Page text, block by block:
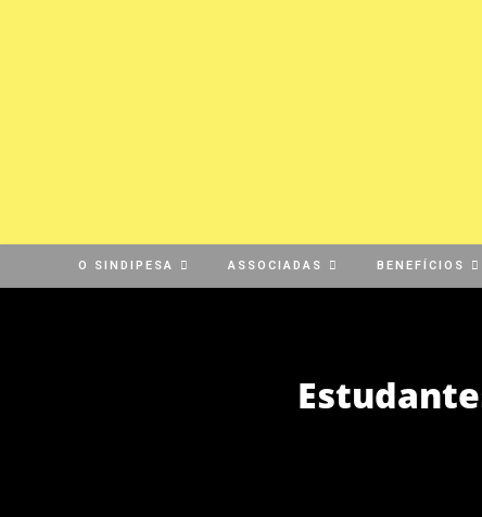
O SINDIPESA ASSOCIADAS BENEFÍCIOS